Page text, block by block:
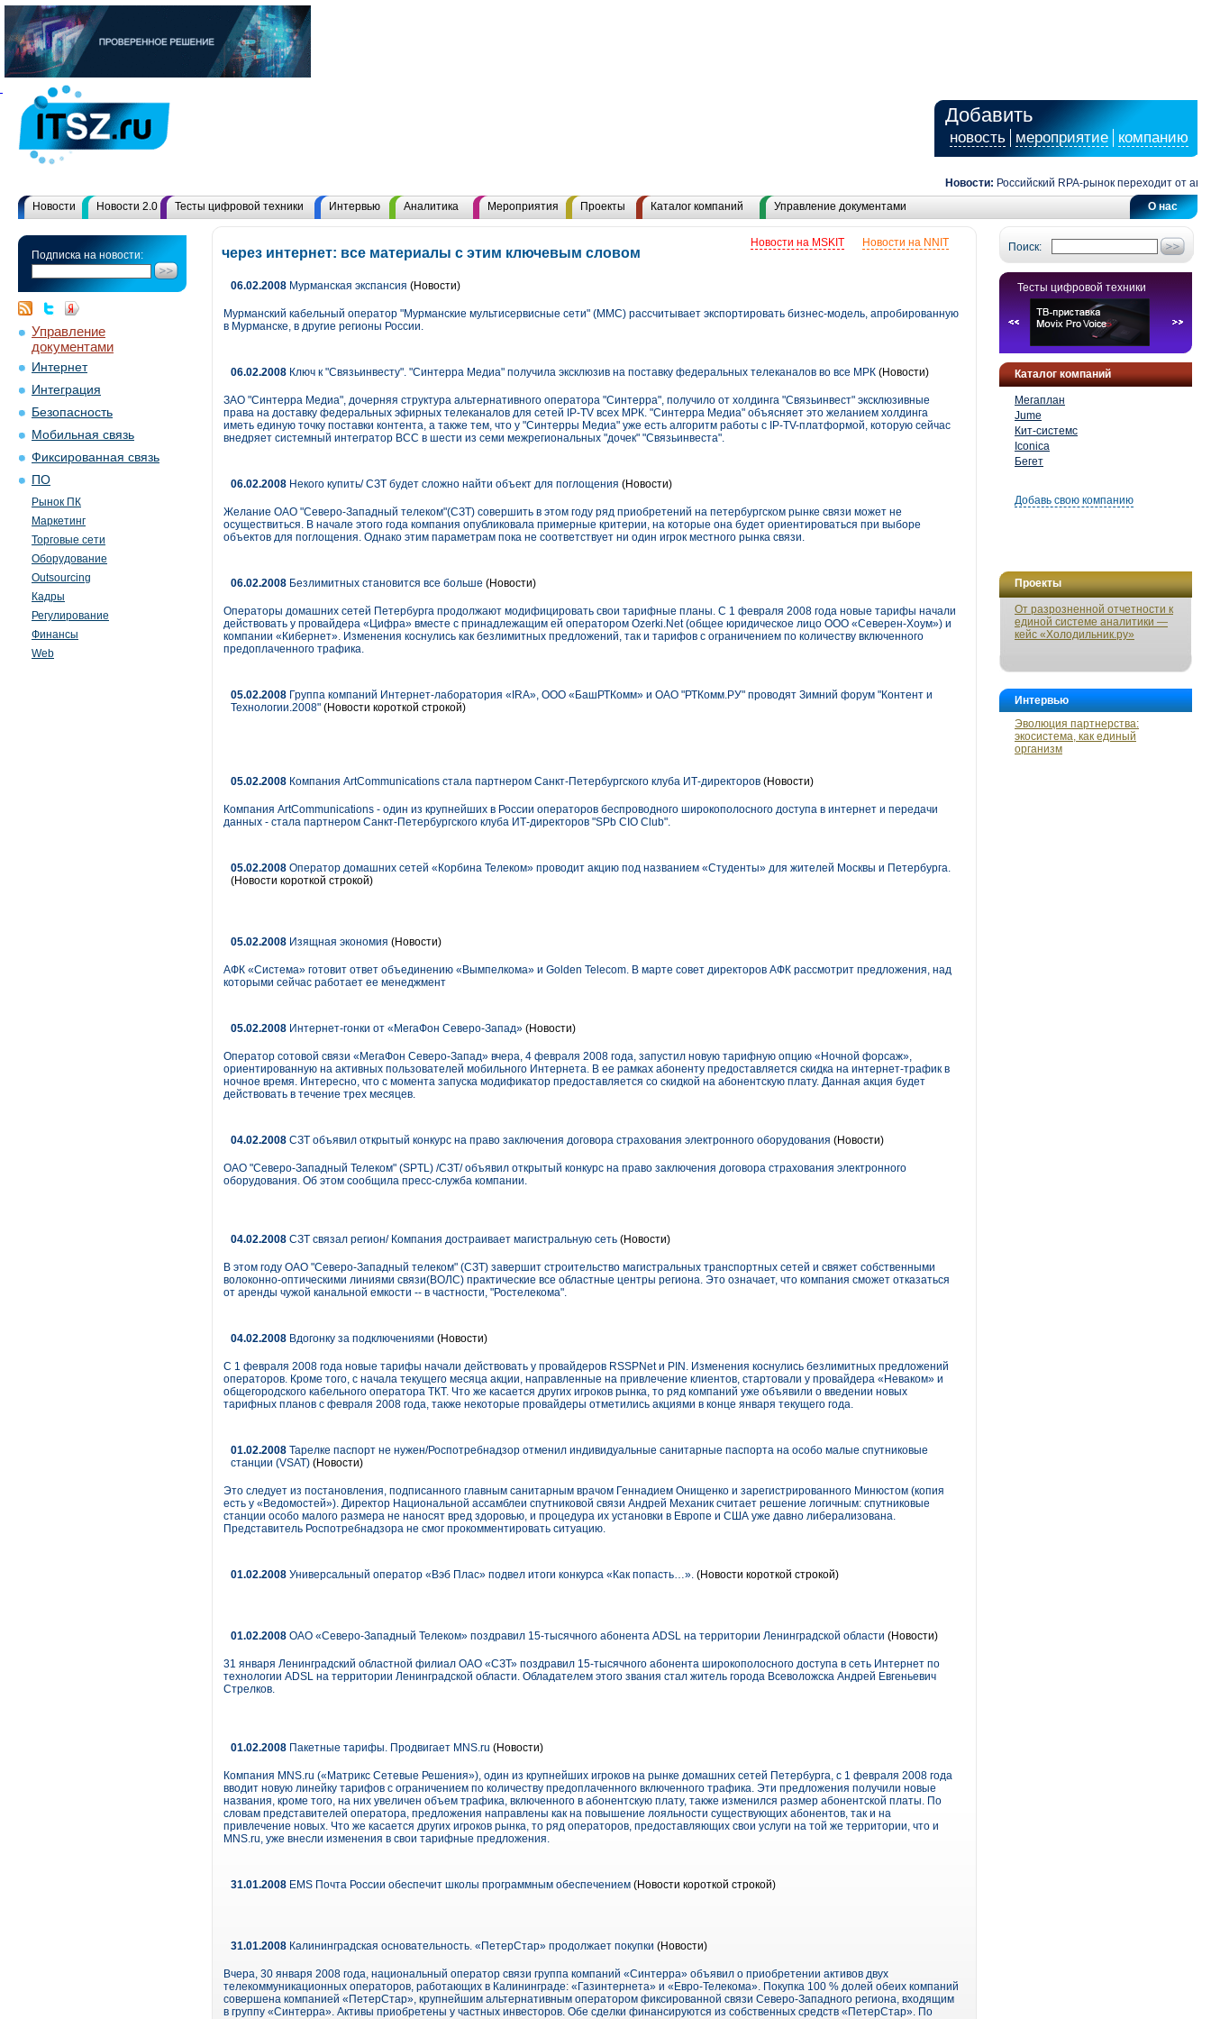
Добавить
новость мероприятие компанию
Новости: Российский RPA-рынок переходит от
О нас
Новости Новости 2.0 Тесты цифровой техники Интервью Аналитика Мероприятия Проекты Каталог компаний Управление документами
Подписка на новости:
Управление
документами
Интернет
Интеграция
Безопасность
Мобильная связь
Фиксированная связь
ПО
Рынок ПК
Маркетинг
Торговые сети
Оборудование
Outsourcing
Кадры
Регулирование
Финансы
Web
Поиск:
Тесты цифровой техники
Каталог компаний
Мегаплан
Jume
Кит-системс
Iconica
Бегет
Добавь свою компанию
Проекты
От разрозненной отчетности к
единой системе аналитики —
кейс «Холодильник.ру»
Интервью
Эволюция партнерства:
экосистема, как единый
организм
Новости на NNIT
Новости на MSKIT
через интернет: все материалы с этим ключевым словом
06.02.2008 Мурманская экспансия (Новости)
Мурманский кабельный оператор "Мурманские мультисервисные сети" (ММС) рассчитывает экспортировать бизнес-модель, апробированную
в Мурманске, в другие регионы России.
06.02.2008 Ключ к "Связьинвесту". "Синтерра Медиа" получила эксклюзив на поставку федеральных телеканалов во все МРК (Новости)
ЗАО "Синтерра Медиа", дочерняя структура альтернативного оператора "Синтерра", получило от холдинга "Связьинвест" эксклюзивные
права на доставку федеральных эфирных телеканалов для сетей IP-TV всех МРК. "Синтерра Медиа" объясняет это желанием холдинга
иметь единую точку поставки контента, а также тем, что у "Синтерры Медиа" уже есть алгоритм работы с IP-TV-платформой, которую сейчас
внедряет системный интегратор BCC в шести из семи межрегиональных "дочек" "Связьинвеста".
06.02.2008 Некого купить/ СЗТ будет сложно найти объект для поглощения (Новости)
Желание ОАО "Северо-Западный телеком"(СЗТ) совершить в этом году ряд приобретений на петербургском рынке связи может не
осуществиться. В начале этого года компания опубликовала примерные критерии, на которые она будет ориентироваться при выборе
объектов для поглощения. Однако этим параметрам пока не соответствует ни один игрок местного рынка связи.
06.02.2008 Безлимитных становится все больше (Новости)
Операторы домашних сетей Петербурга продолжают модифицировать свои тарифные планы. С 1 февраля 2008 года новые тарифы начали
действовать у провайдера «Цифра» вместе с принадлежащим ей оператором Ozerki.Net (общее юридическое лицо ООО «Северен-Хоум») и
компании «Кибернет». Изменения коснулись как безлимитных предложений, так и тарифов с ограничением по количеству включенного
предоплаченного трафика.
05.02.2008 Группа компаний Интернет-лаборатория «IRA», ООО «БашРТКомм» и ОАО "РТКомм.РУ" проводят Зимний форум "Контент и
Технологии.2008" (Новости короткой строкой)
05.02.2008 Компания ArtCommunications стала партнером Санкт-Петербургского клуба ИТ-директоров (Новости)
Компания ArtCommunications - один из крупнейших в России операторов беспроводного широкополосного доступа в интернет и передачи
данных - стала партнером Санкт-Петербургского клуба ИТ-директоров "SPb CIO Club".
05.02.2008 Оператор домашних сетей «Корбина Телеком» проводит акцию под названием «Студенты» для жителей Москвы и Петербурга.
(Новости короткой строкой)
05.02.2008 Изящная экономия (Новости)
АФК «Система» готовит ответ объединению «Вымпелкома» и Golden Telecom. В марте совет директоров АФК рассмотрит предложения, над
которыми сейчас работает ее менеджмент
05.02.2008 Интернет-гонки от «МегаФон Северо-Запад» (Новости)
Оператор сотовой связи «МегаФон Северо-Запад» вчера, 4 февраля 2008 года, запустил новую тарифную опцию «Ночной форсаж»,
ориентированную на активных пользователей мобильного Интернета. В ее рамках абоненту предоставляется скидка на интернет-трафик в
ночное время. Интересно, что с момента запуска модификатор предоставляется со скидкой на абонентскую плату. Данная акция будет
действовать в течение трех месяцев.
04.02.2008 СЗТ объявил открытый конкурс на право заключения договора страхования электронного оборудования (Новости)
ОАО "Северо-Западный Телеком" (SPTL) /СЗТ/ объявил открытый конкурс на право заключения договора страхования электронного
оборудования. Об этом сообщила пресс-служба компании.
04.02.2008 СЗТ связал регион/ Компания достраивает магистральную сеть (Новости)
В этом году ОАО "Северо-Западный телеком" (СЗТ) завершит строительство магистральных транспортных сетей и свяжет собственными
волоконно-оптическими линиями связи(ВОЛС) практические все областные центры региона. Это означает, что компания сможет отказаться
от аренды чужой канальной емкости -- в частности, "Ростелекома".
04.02.2008 Вдогонку за подключениями (Новости)
С 1 февраля 2008 года новые тарифы начали действовать у провайдеров RSSPNet и PIN. Изменения коснулись безлимитных предложений
операторов. Кроме того, с начала текущего месяца акции, направленные на привлечение клиентов, стартовали у провайдера «Неваком» и
общегородского кабельного оператора ТКТ. Что же касается других игроков рынка, то ряд компаний уже объявили о введении новых
тарифных планов с февраля 2008 года, также некоторые провайдеры отметились акциями в конце января текущего года.
01.02.2008 Тарелке паспорт не нужен/Роспотребнадзор отменил индивидуальные санитарные паспорта на особо малые спутниковые
станции (VSAT) (Новости)
Это следует из постановления, подписанного главным санитарным врачом Геннадием Онищенко и зарегистрированного Минюстом (копия
есть у «Ведомостей»). Директор Национальной ассамблеи спутниковой связи Андрей Механик считает решение логичным: спутниковые
станции особо малого размера не наносят вред здоровью, и процедура их установки в Европе и США уже давно либерализована.
Представитель Роспотребнадзора не смог прокомментировать ситуацию.
01.02.2008 Универсальный оператор «Вэб Плас» подвел итоги конкурса «Как попасть…». (Новости короткой строкой)
01.02.2008 ОАО «Северо-Западный Телеком» поздравил 15-тысячного абонента ADSL на территории Ленинградской области (Новости)
31 января Ленинградский областной филиал ОАО «СЗТ» поздравил 15-тысячного абонента широкополосного доступа в сеть Интернет по
технологии ADSL на территории Ленинградской области. Обладателем этого звания стал житель города Всеволожска Андрей Евгеньевич
Стрелков.
01.02.2008 Пакетные тарифы. Продвигает MNS.ru (Новости)
Компания MNS.ru («Матрикс Сетевые Решения»), один из крупнейших игроков на рынке домашних сетей Петербурга, с 1 февраля 2008 года
вводит новую линейку тарифов с ограничением по количеству предоплаченного включенного трафика. Эти предложения получили новые
названия, кроме того, на них увеличен объем трафика, включенного в абонентскую плату, также изменился размер абонентской платы. По
словам представителей оператора, предложения направлены как на повышение лояльности существующих абонентов, так и на
привлечение новых. Что же касается других игроков рынка, то ряд операторов, предоставляющих свои услуги на той же территории, что и
MNS.ru, уже внесли изменения в свои тарифные предложения.
31.01.2008 EMS Почта России обеспечит школы программным обеспечением (Новости короткой строкой)
31.01.2008 Калининградская основательность. «ПетерСтар» продолжает покупки (Новости)
Вчера, 30 января 2008 года, национальный оператор связи группа компаний «Синтерра» объявил о приобретении активов двух
телекоммуникационных операторов, работающих в Калининграде: «Газинтернета» и «Евро-Телекома». Покупка 100 % долей обеих компаний
совершена компанией «ПетерСтар», крупнейшим альтернативным оператором фиксированной связи Северо-Западного региона, входящим
в группу «Синтерра». Активы приобретены у частных инвесторов. Обе сделки финансируются из собственных средств «ПетерСтар». По